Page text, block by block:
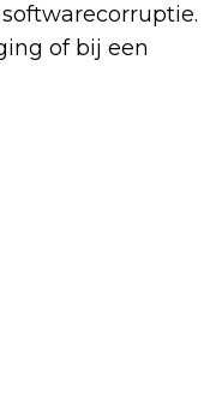
of bij een